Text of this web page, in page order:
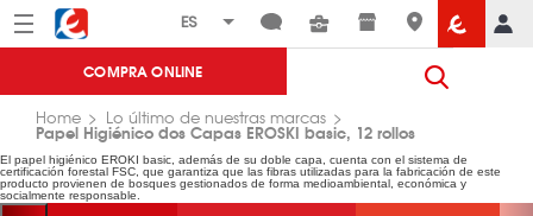
Menú Eroski
COMPRA ONLINE
Home Lo último de nuestras marcas
Papel Higiénico dos Capas EROSKI basic, 12 rollos
El papel higiénico EROKI basic, además de su doble capa, cuenta con el sistema de
certificación forestal FSC, que garantiza que las fibras utilizadas para la fabricación de este
producto provienen de bosques gestionados de forma medioambiental, económica y
socialmente responsable.